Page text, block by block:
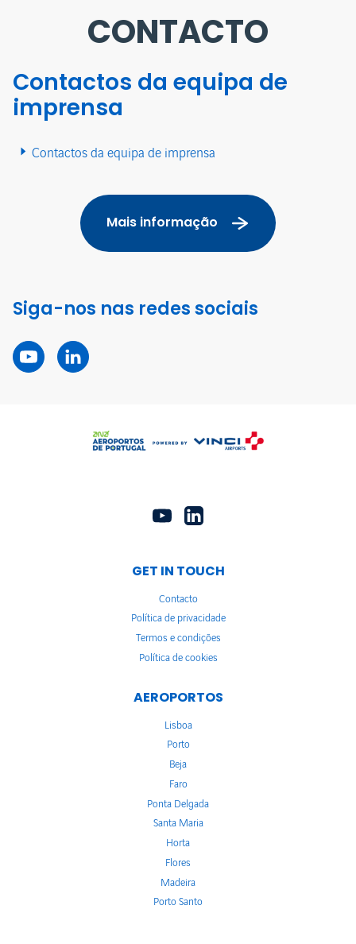
CONTACTO
Contactos da equipa de
imprensa
Contactos da equipa de imprensa
Mais informação
Siga-nos nas redes sociais
GET IN TOUCH
Contacto
Política de privacidade
Termos e condições
Política de cookies
AEROPORTOS
Lisboa
Porto
Beja
Faro
Ponta Delgada
Santa Maria
Horta
Flores
Madeira
Porto Santo